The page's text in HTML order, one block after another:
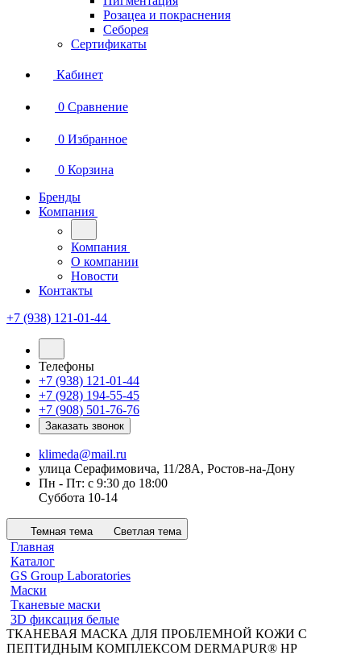
Розацеа и покраснения
Себорея
Сертификаты
Кабинет
0 Сравнение
0 Избранное
0 Корзина
Бренды
Компания
Компания
О компании
Новости
Контакты
+7 (938) 121-01-44
Телефоны
+7 (938) 121-01-44
+7 (928) 194-55-45
+7 (908) 501-76-76
Заказать звонок
klimeda@mail.ru
улица Серафимовича, 11/28А, Ростов-на-Дону
Пн - Пт: с 9:30 до 18:00
Суббота 10-14
Темная тема Светлая тема
Главная
Каталог
GS Group Laboratories
Маски
Тканевые маски
3D фиксация белые
ТКАНЕВАЯ МАСКА ДЛЯ ПРОБЛЕМНОЙ КОЖИ С
ПЕПТИДНЫМ КОМПЛЕКСОМ DERMAPUR® HP